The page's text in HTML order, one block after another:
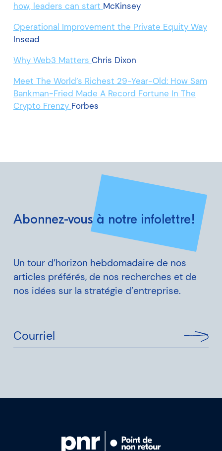
how, leaders can start McKinsey
Operational Improvement the Private Equity Way
Insead
Why Web3 Matters Chris Dixon
Meet The World’s Richest 29-Year-Old: How Sam
Bankman-Fried Made A Record Fortune In The
Crypto Frenzy Forbes
Abonnez-vous à notre infolettre!
Un tour d’horizon hebdomadaire de nos
articles préférés, de nos recherches et de
nos idées sur la stratégie d’entreprise.
Courriel